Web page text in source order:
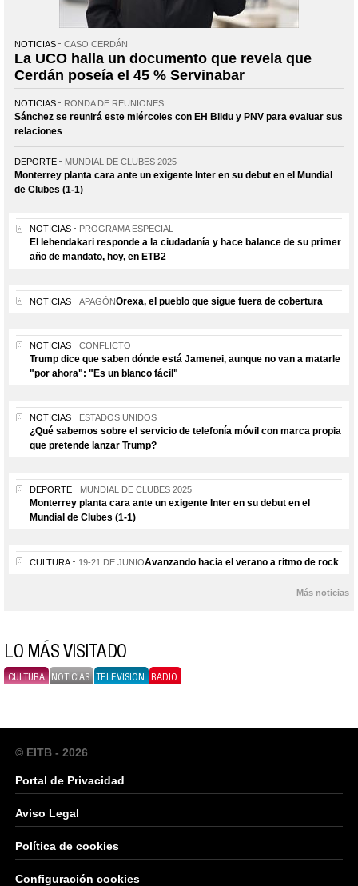
NOTICIAS CASO CERDÁN
La UCO halla un documento que revela que
Cerdán poseía el 45 % Servinabar
NOTICIAS RONDA DE REUNIONES
Sánchez se reunirá este miércoles con EH Bildu y PNV para evaluar sus
relaciones
DEPORTE MUNDIAL DE CLUBES 2025
Monterrey planta cara ante un exigente Inter en su debut en el Mundial
de Clubes (1-1)
NOTICIAS PROGRAMA ESPECIAL
El lehendakari responde a la ciudadanía y hace balance de su primer
año de mandato, hoy, en ETB2
NOTICIAS APAGÓNOrexa, el pueblo que sigue fuera de cobertura
NOTICIAS CONFLICTO
Trump dice que saben dónde está Jamenei, aunque no van a matarle
"por ahora": "Es un blanco fácil"
NOTICIAS ESTADOS UNIDOS
¿Qué sabemos sobre el servicio de telefonía móvil con marca propia
que pretende lanzar Trump?
DEPORTE MUNDIAL DE CLUBES 2025
Monterrey planta cara ante un exigente Inter en su debut en el
Mundial de Clubes (1-1)
CULTURA 19-21 DE JUNIOAvanzando hacia el verano a ritmo de rock
Más noticias
LO MÁS VISITADO
CULTURA NOTICIAS TELEVISION RADIO
© EITB - 2026
Portal de Privacidad
Aviso Legal
Política de cookies
Configuración cookies